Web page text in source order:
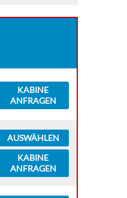
KABINE
ANFRAGEN
AUSWÄHLEN
KABINE
ANFRAGEN